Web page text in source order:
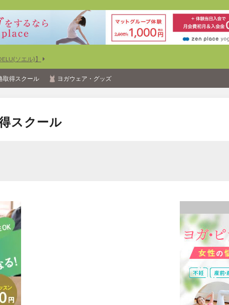
ソエル)】
取得スクール ヨガウェア・グッズ
スクール